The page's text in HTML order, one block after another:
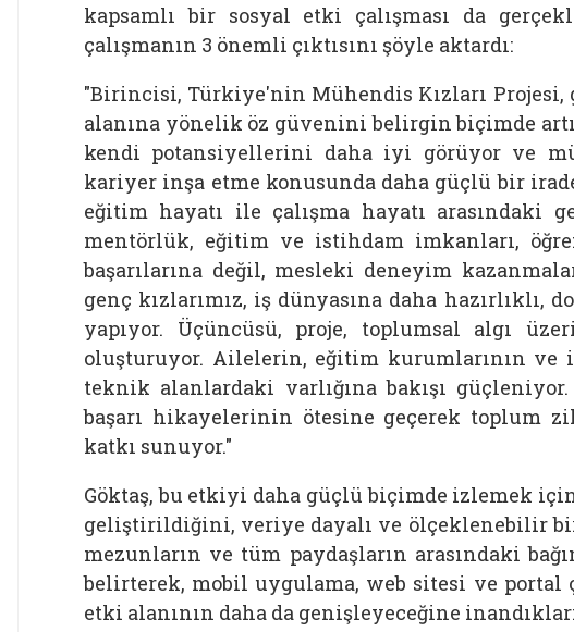
kapsamlı bir sosyal etki çalışması da
çalışmanın 3 önemli çıktısını şöyle aktardı:
"Birincisi, Türkiye'nin Mühendis Kızları Projesi,
alanına yönelik öz güvenini belirgin biçimde
kendi potansiyellerini daha iyi görüyor ve
kariyer inşa etme konusunda daha güçlü bir
eğitim hayatı ile çalışma hayatı arasındaki
mentörlük, eğitim ve istihdam imkanları,
başarılarına değil, mesleki deneyim
genç kızlarımız, iş dünyasına daha hazırlıklı,
yapıyor. Üçüncüsü, proje, toplumsal algı
oluşturuyor. Ailelerin, eğitim kurumlarının ve
teknik alanlardaki varlığına bakışı
başarı hikayelerinin ötesine geçerek toplum
katkı sunuyor."
Göktaş, bu etkiyi daha güçlü biçimde izlemek
geliştirildiğini, veriye dayalı ve ölçeklenebilir
mezunların ve tüm paydaşların arasındaki
belirterek, mobil uygulama, web sitesi ve portal
etki alanının daha da genişleyeceğine